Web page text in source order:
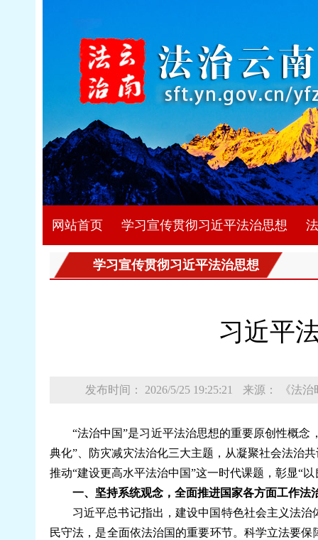
网站首页 学习宣传贯彻习近平法治思想
学习宣传贯彻习近平法治思想
习近平
发布时间： 2026/5/25 19:25:21 来源： 《法治
“法治中国”是习近平法治思想的重要原创性概
典化”、防灾减灾法治化三大主题，从凝聚社会法治
推动“建设更高水平法治中国”这一时代课题，彰显“
一、坚持系统观念，全面推进国家各方面工作法
习近平总书记指出，建设中国特色社会主义法
民守法，是全面依法治国的重要环节。科学立法要